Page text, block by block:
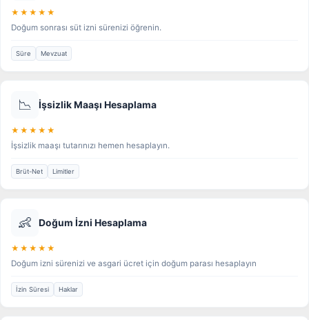
★★★★★
Doğum sonrası süt izni sürenizi öğrenin.
Süre Mevzuat
📉 İşsizlik Maaşı Hesaplama
★★★★★
İşsizlik maaşı tutarınızı hemen hesaplayın.
Brüt-Net Limitler
👶 Doğum İzni Hesaplama
★★★★★
Doğum izni sürenizi ve asgari ücret için doğum parası hesaplayın
İzin Süresi Haklar